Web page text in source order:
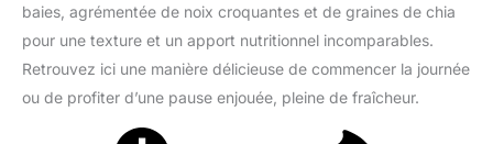
baies, agrémentée de noix croquantes et de graines de chia
pour une texture et un apport nutritionnel incomparables.
Retrouvez ici une manière délicieuse de commencer la journée
ou de profiter d’une pause enjouée, pleine de fraîcheur.